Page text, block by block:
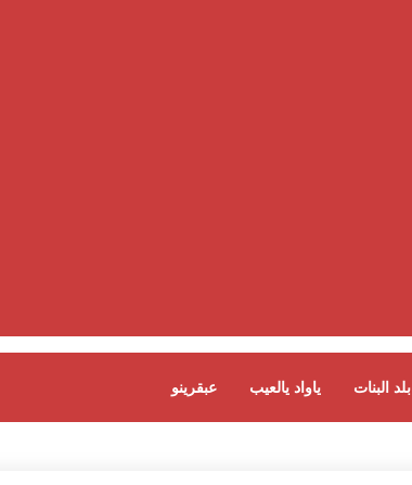
عبقرينو ياواد يالعيب بلد البنات